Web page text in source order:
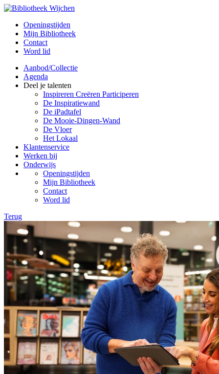
Openingstijden
Mijn Bibliotheek
Contact
Word lid
Aanbod/Collectie
Agenda
Deel je talenten
Inspireren Creëren Participeren
De Inspiratiewand
De iPadtafel
De Mooie-Dingen-Wand
De Vloer
Het Lokaal
Klantenservice
Werken bij
Onderwijs
Openingstijden
Mijn Bibliotheek
Contact
Word lid
Terug